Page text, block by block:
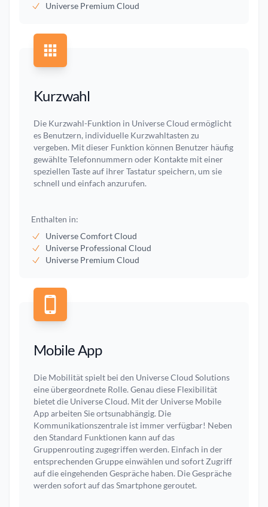
Universe Premium Cloud
Kurzwahl
Die Kurzwahl-Funktion in Universe Cloud ermöglicht
es Benutzern, individuelle Kurzwahltasten zu
vergeben. Mit dieser Funktion können Benutzer häufig
gewählte Telefonnummern oder Kontakte mit einer
speziellen Taste auf ihrer Tastatur speichern, um sie
schnell und einfach anzurufen.
Enthalten in:
Universe Comfort Cloud
Universe Professional Cloud
Universe Premium Cloud
Mobile App
Die Mobilität spielt bei den Universe Cloud Solutions
eine übergeordnete Rolle. Genau diese Flexibilität
bietet die Universe Cloud. Mit der Universe Mobile
App arbeiten Sie ortsunabhängig. Die
Kommunikationszentrale ist immer verfügbar! Neben
den Standard Funktionen kann auf das
Gruppenrouting zugegriffen werden. Einfach in der
entsprechenden Gruppe einwählen und sofort Zugriff
auf die eingehenden Gespräche haben. Die Gespräche
werden sofort auf das Smartphone geroutet.